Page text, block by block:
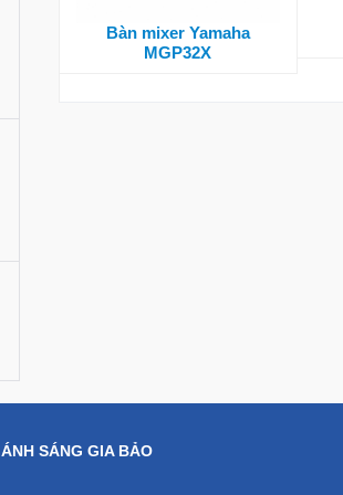
Bàn mixer Yamaha
MGP32X
SÁNG GIA BẢO